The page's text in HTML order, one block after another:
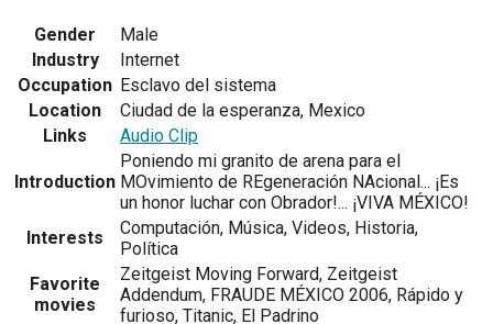
Gender
Male
Industry
Internet
Occupation Esclavo del sistema
Location
Ciudad de la esperanza, Mexico
Links
Audio Clip
Introduction
Poniendo mi granito de arena para el
MOvimiento de REgeneración NAcional... ¡Es
un honor luchar con Obrador!... ¡VIVA MÉXICO!
Interests
Computación, Música, Videos, Historia,
Política
Favorite
movies
Zeitgeist Moving Forward, Zeitgeist
Addendum, FRAUDE MÉXICO 2006, Rápido y
furioso, Titanic, El Padrino